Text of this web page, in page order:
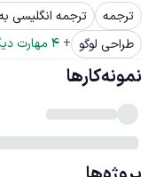
ترجمه
ترجمه انگلیسی
طراحی لوگو +
4 مهارت
نمونه‌کارها